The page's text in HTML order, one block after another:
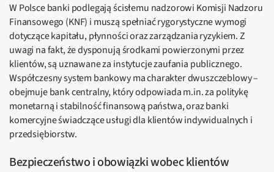
W Polsce banki podlegają ścisłemu nadzorowi Komisji Nadzoru
Finansowego (KNF) i muszą spełniać rygorystyczne wymogi
dotyczące kapitału, płynności oraz zarządzania ryzykiem. Z
uwagi na fakt, że dysponują środkami powierzonymi przez
klientów, są uznawane za instytucje zaufania publicznego.
Współczesny system bankowy ma charakter dwuszczeblowy –
obejmuje bank centralny, który odpowiada m.in. za politykę
monetarną i stabilność finansową państwa, oraz banki
komercyjne świadczące usługi dla klientów indywidualnych i
przedsiębiorstw.
Bezpieczeństwo i obowiązki wobec klientów